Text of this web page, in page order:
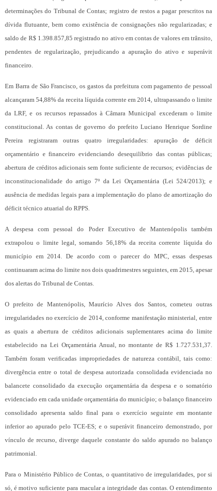
determinações do Tribunal de Contas; registro de restos a pagar prescritos na
dívida flutuante, bem como existência de consignações não regularizadas; e
saldo de R$ 1.398.857,85 registrado no ativo em contas de valores em trânsito,
pendentes de regularização, prejudicando a apuração do ativo e superávit
financeiro.
Em Barra de São Francisco, os gastos da prefeitura com pagamento de pessoal
alcançaram 54,88% da receita líquida corrente em 2014, ultrapassando o limite
da LRF, e os recursos repassados à Câmara Municipal excederam o limite
constitucional. As contas de governo do prefeito Luciano Henrique Sordine
Pereira registraram outras quatro irregularidades: apuração de déficit
orçamentário e financeiro evidenciando desequilíbrio das contas públicas;
abertura de créditos adicionais sem fonte suficiente de recursos; evidências de
inconstitucionalidade do artigo 7º da Lei Orçamentária (Lei 524/2013); e
ausência de medidas legais para a implementação do plano de amortização do
déficit técnico atuarial do RPPS.
A despesa com pessoal do Poder Executivo de Mantenópolis também
extrapolou o limite legal, somando 56,18% da receita corrente líquida do
município em 2014. De acordo com o parecer do MPC, essas despesas
continuaram acima do limite nos dois quadrimestres seguintes, em 2015, apesar
dos alertas do Tribunal de Contas.
O prefeito de Mantenópolis, Maurício Alves dos Santos, cometeu outras
irregularidades no exercício de 2014, conforme manifestação ministerial, entre
as quais a abertura de créditos adicionais suplementares acima do limite
estabelecido na Lei Orçamentária Anual, no montante de R$ 1.727.531,37.
Também foram verificadas impropriedades de natureza contábil, tais como:
divergência entre o total de despesa autorizada consolidada evidenciada no
balancete consolidado da execução orçamentária da despesa e o somatório
evidenciado em cada unidade orçamentária do município; o balanço financeiro
consolidado apresenta saldo final para o exercício seguinte em montante
inferior ao apurado pelo TCE-ES; e o superávit financeiro demonstrado, por
vínculo de recurso, diverge daquele constante do saldo apurado no balanço
patrimonial.
Para o Ministério Público de Contas, o quantitativo de irregularidades, por si
só, é motivo suficiente para macular a integridade das contas. O entendimento